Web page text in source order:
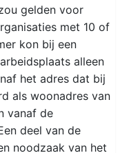
gelden voor
met 10 of
kon bij een
alleen
het adres dat bij
als woonadres van
vanaf de
deel van de
noodzaak van het